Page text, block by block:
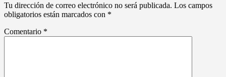
Tu dirección de correo electrónico no será publicada. Los campos
obligatorios están marcados con *
Comentario *